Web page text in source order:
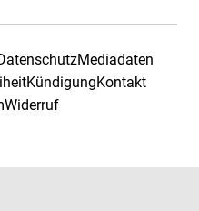
Mediadaten
KündigungKontakt
Widerruf